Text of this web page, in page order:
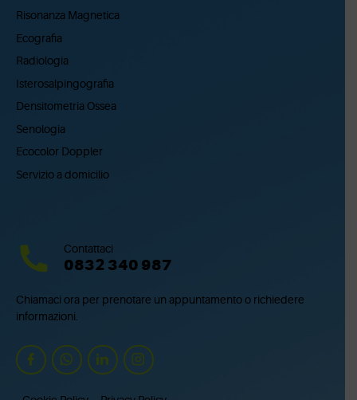
Risonanza Magnetica
Ecografia
Radiologia
Isterosalpingografia
Densitometria Ossea
Senologia
Ecocolor Doppler
Servizio a domicilio
Contattaci
0832 340 987
Chiamaci ora per prenotare un appuntamento o richiedere
informazioni.